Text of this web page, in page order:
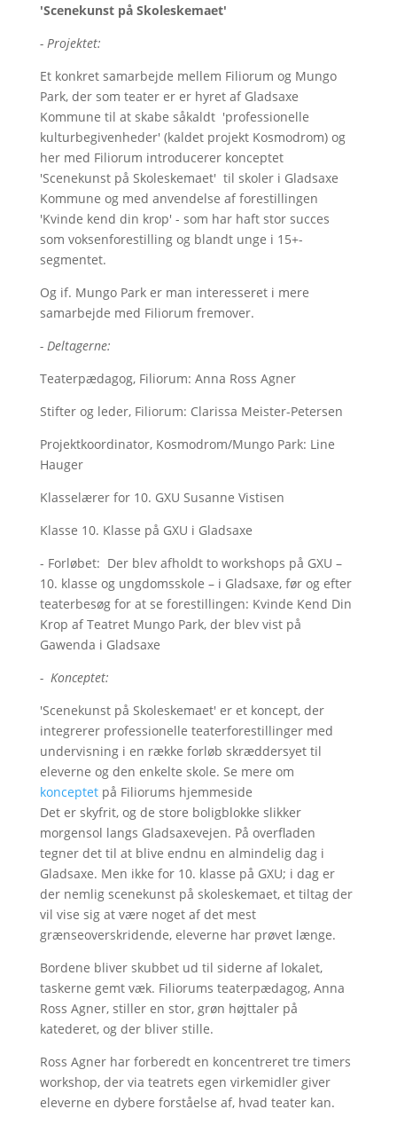
'Scenekunst på Skoleskemaet'
- Projektet:
Et konkret samarbejde mellem Filiorum og Mungo
Park, der som teater er er hyret af Gladsaxe
Kommune til at skabe såkaldt 'professionelle
kulturbegivenheder' (kaldet projekt Kosmodrom) og
her med Filiorum introducerer konceptet
'Scenekunst på Skoleskemaet' til skoler i Gladsaxe
Kommune og med anvendelse af forestillingen
'Kvinde kend din krop' - som har haft stor succes
som voksenforestilling og blandt unge i 15+-
segmentet.
Og if. Mungo Park er man interesseret i mere
samarbejde med Filiorum fremover.
- Deltagerne:
Teaterpædagog, Filiorum: Anna Ross Agner
Stifter og leder, Filiorum: Clarissa Meister-Petersen
Projektkoordinator, Kosmodrom/Mungo Park: Line
Hauger
Klasselærer for 10. GXU Susanne Vistisen
Klasse 10. Klasse på GXU i Gladsaxe
- Forløbet: Der blev afholdt to workshops på GXU –
10. klasse og ungdomsskole – i Gladsaxe, før og efter
teaterbesøg for at se forestillingen: Kvinde Kend Din
Krop af Teatret Mungo Park, der blev vist på
Gawenda i Gladsaxe
- Konceptet:
'Scenekunst på Skoleskemaet' er et koncept, der
integrerer professionelle teaterforestillinger med
undervisning i en række forløb skræddersyet til
eleverne og den enkelte skole. Se mere om
konceptetpå Filiorums hjemmeside
Det er skyfrit, og de store boligblokke slikker
morgensol langs Gladsaxevejen. På overfladen
tegner det til at blive endnu en almindelig dag i
Gladsaxe. Men ikke for 10. klasse på GXU; i dag er
der nemlig scenekunst på skoleskemaet, et tiltag der
vil vise sig at være noget af det mest
grænseoverskridende, eleverne har prøvet længe.
Bordene bliver skubbet ud til siderne af lokalet,
taskerne gemt væk. Filiorums teaterpædagog, Anna
Ross Agner, stiller en stor, grøn højttaler på
katederet, og der bliver stille.
Ross Agner har forberedt en koncentreret tre timers
workshop, der via teatrets egen virkemidler giver
eleverne en dybere forståelse af, hvad teater kan.